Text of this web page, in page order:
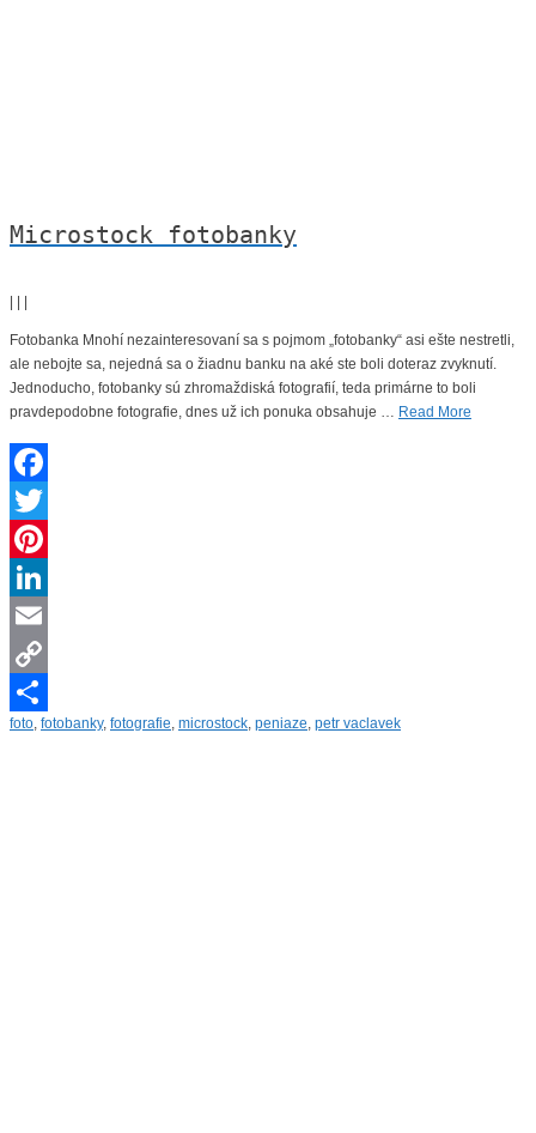
Microstock fotobanky
Fotobanka Mnohí nezainteresovaní sa s pojmom „fotobanky“ asi ešte nestretli,
ale nebojte sa, nejedná sa o žiadnu banku na aké ste boli doteraz zvyknutí.
Jednoducho, fotobanky sú zhromaždiská fotografií, teda primárne to boli
pravdepodobne fotografie, dnes už ich ponuka obsahuje … Read More
Facebook
Twitter
Pinterest
LinkedIn
Email
Copy
Link
Share
foto, fotobanky, fotografie, microstock, peniaze, petr vaclavek